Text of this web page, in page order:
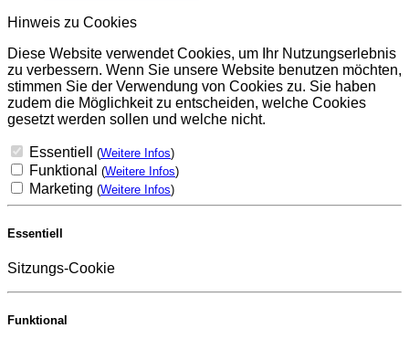
Hinweis zu Cookies
Diese Website verwendet Cookies, um Ihr Nutzungserlebnis
zu verbessern. Wenn Sie unsere Website benutzen möchten,
stimmen Sie der Verwendung von Cookies zu. Sie haben
zudem die Möglichkeit zu entscheiden, welche Cookies
gesetzt werden sollen und welche nicht.
Essentiell (Weitere Infos)
Funktional (Weitere Infos)
Marketing (Weitere Infos)
Essentiell
Sitzungs-Cookie
Funktional